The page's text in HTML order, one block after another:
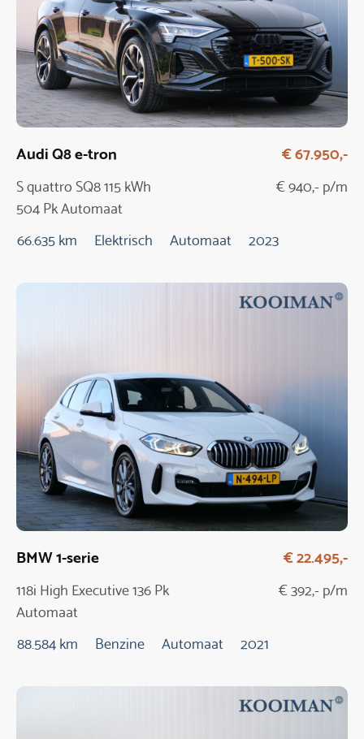
Audi Q8 e-tron
S quattro SQ8 115 kWh
504 Pk Automaat
€ 67.950,-
€ 940,- p/m
66.635 km Elektrisch Automaat 2023
BMW 1-serie
118i High Executive 136 Pk
Automaat
€ 22.495,-
€ 392,- p/m
88.584 km Benzine Automaat 2021